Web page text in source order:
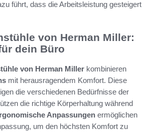
führt, dass die Arbeitsleistung gesteigert
von Herman Miller:
dein Büro
von Herman Miller kombinieren
mit herausragendem Komfort. Diese
die verschiedenen Bedürfnisse der
die richtige Körperhaltung während
Anpassungen ermöglichen
um den höchsten Komfort zu